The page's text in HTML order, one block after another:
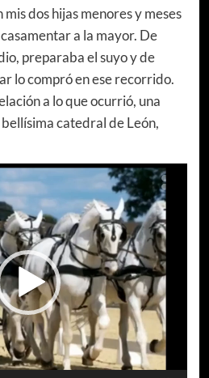
dos hijas menores y meses
a la mayor. De
preparaba el suyo y de
lo compró en ese recorrido.
a lo que ocurrió, una
catedral de León,